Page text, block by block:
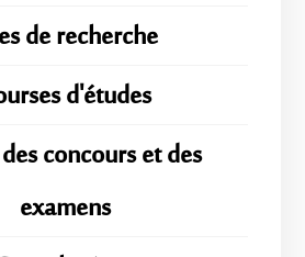
de recherche
d'études
concours et des
examens